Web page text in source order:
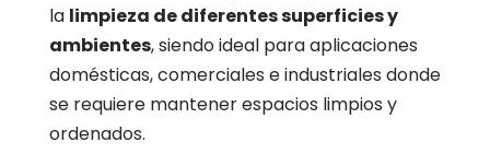
la limpieza de diferentes superficies y
ambientes, siendo ideal para aplicaciones
domésticas, comerciales e industriales donde
se requiere mantener espacios limpios y
ordenados.